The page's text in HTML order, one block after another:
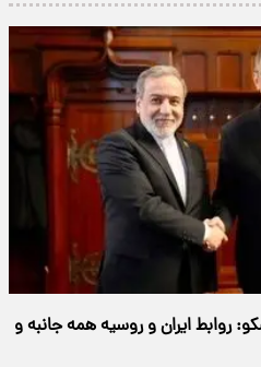
روابط ایران و روسیه همه جانبه و